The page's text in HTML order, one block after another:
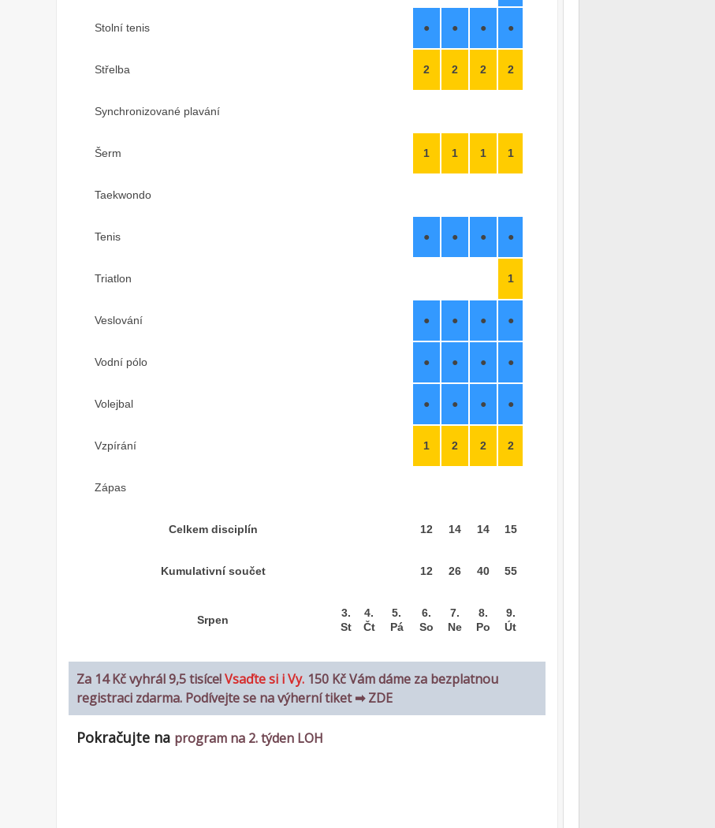
Stolní tenis ● ● ● ●
Střelba 2 2 2 2
Synchronizované plavání
Šerm 1 1 1 1
Taekwondo
Tenis ● ● ● ●
Triatlon 1
Veslování ● ● ● ●
Vodní pólo ● ● ● ●
Volejbal ● ● ● ●
Vzpírání 1 2 2 2
Zápas
Celkem disciplín 12 14 14 15
Kumulativní součet 12 26 40 55
Srpen
3.
St
4.
Čt
5.
Pá
6.
So
7.
Ne
8.
Po
9.
Út
Za 14 Kč vyhrál 9,5 tisíce!Vsaďte si i Vy. 150 Kč Vám dáme za bezplatnou
registraci zdarma. Podívejte se na výherní tiket ➡ ZDE
Pokračujte na program na 2. týden LOH